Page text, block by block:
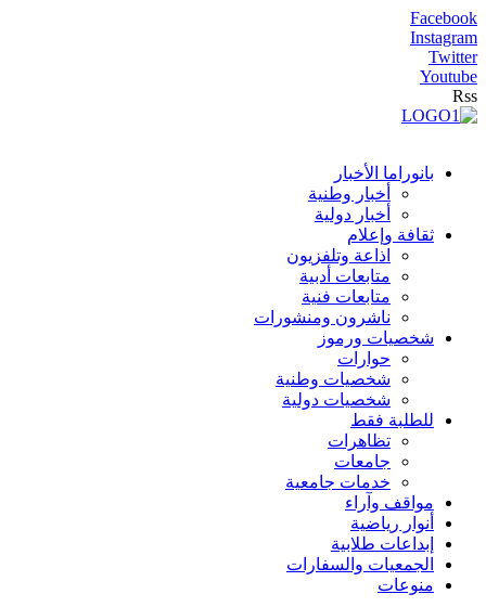
Facebook
Instagram
Twitter
Youtube
Rss
بانوراما الأخبار
أخبار وطنية
أخبار دولية
ثقافة وإعلام
اذاعة وتلفزيون
متابعات أدبية
متابعات فنية
ناشرون ومنشورات
شخصيات ورموز
حوارات
شخصيات وطنية
شخصيات دولية
للطلبة فقط
تظاهرات
جامعات
خدمات جامعية
مواقف وآراء
أنوار رياضية
إبداعات طلابية
الجمعيات والسفارات
منوعات